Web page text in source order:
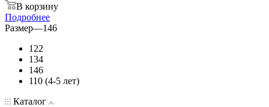
В корзину
Подробнее
Размер—146
122
134
146
110 (4-5 лет)
Каталог